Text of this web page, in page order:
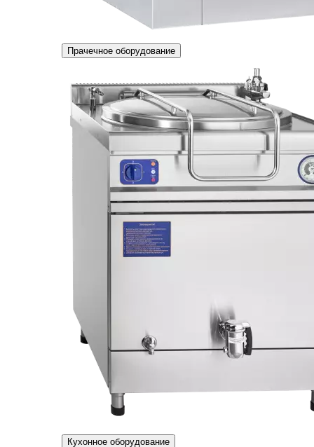
Прачечное оборудование
Кухонное оборудование